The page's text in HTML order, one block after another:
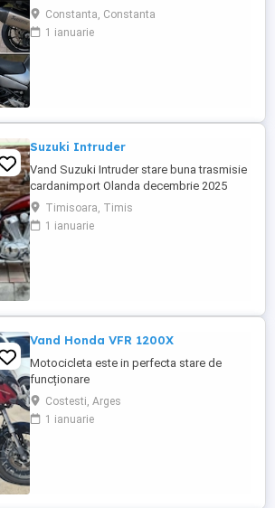
care încă întoarce priviri și iubește
kilometrii. A fost răsfățată, întreținută la
timp și tratată cu respect. O dau doar
Constanta, Constanta
1 ianuarie
Suzuki Intruder
Vand Suzuki Intruder stare buna trasmisie
cardanimport Olanda decembrie 2025
inmatriculat RO IN FEBRUARIE Nu raspund
la mesaje.Schimb cu ATV plus sau minus
diferenta
Timisoara, Timis
1 ianuarie
Vand Honda VFR 1200X
Motocicleta este in perfecta stare de
funcționare
Costesti, Arges
1 ianuarie